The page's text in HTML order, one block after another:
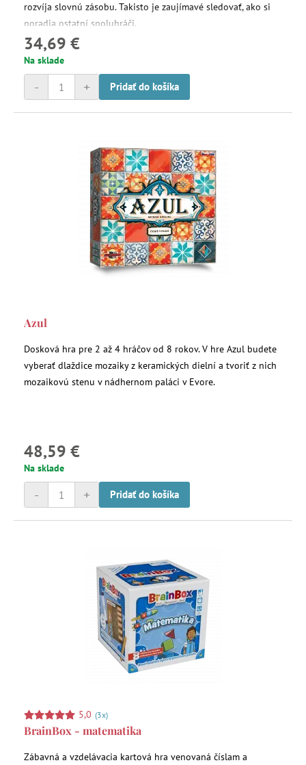
rozvíja slovnú zásobu. Takisto je zaujímavé sledovať, ako si
poradia ostatní spoluhráči.
34,69 €
Na sklade
+
- Pridať do košíka
Azul
Dosková hra pre 2 až 4 hráčov od 8 rokov. V hre Azul budete
vyberať dlaždice mozaiky z keramických dielní a tvoriť z nich
mozaikovú stenu v nádhernom paláci v Evore.
48,59 €
Na sklade
+
- Pridať do košíka
5,0 (3x)
BrainBox - matematika
Zábavná a vzdelávacia kartová hra venovaná číslam a